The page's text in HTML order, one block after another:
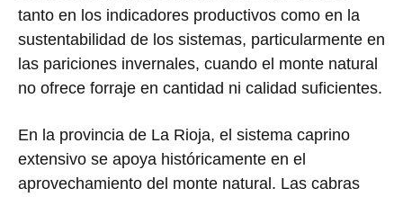
tanto en los indicadores productivos como en la
sustentabilidad de los sistemas, particularmente en
las pariciones invernales, cuando el monte natural
no ofrece forraje en cantidad ni calidad suficientes.
En la provincia de La Rioja, el sistema caprino
extensivo se apoya históricamente en el
aprovechamiento del monte natural. Las cabras